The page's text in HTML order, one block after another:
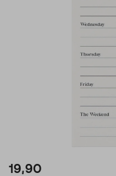
19,90